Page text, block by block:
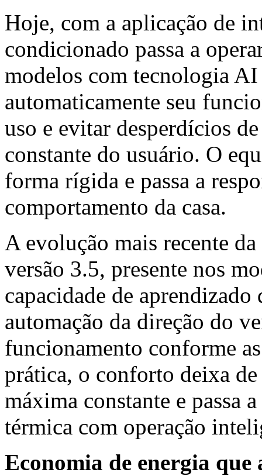
Hoje, com a aplicação de
condicionado passa a
modelos com tecnologia AI
automaticamente seu
uso e evitar desperdícios
constante do usuário. O
forma rígida e passa a
comportamento da casa.
A evolução mais recente
versão 3.5, presente nos
capacidade de
automação da direção do
funcionamento conforme
prática, o conforto deixa de
máxima constante e passa
térmica com operação
Economia de energia que